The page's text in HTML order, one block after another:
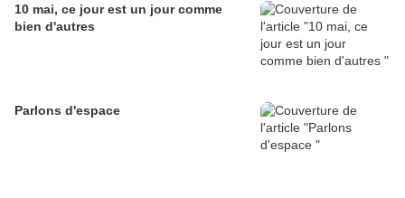
10 mai, ce jour est un jour comme
bien d'autres
Parlons d'espace